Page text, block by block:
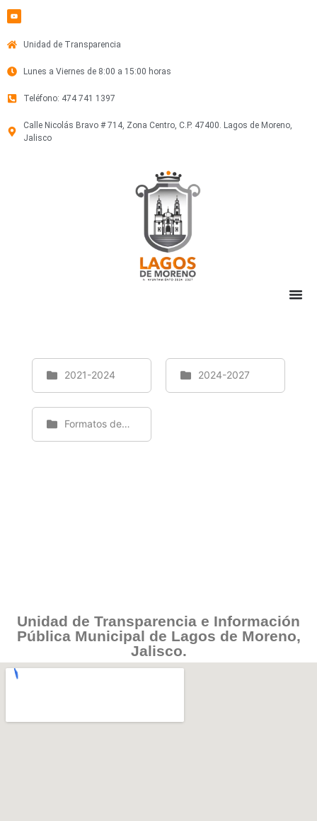
Unidad de Transparencia
Lunes a Viernes de 8:00 a 15:00 horas
Teléfono: 474 741 1397
Calle Nicolás Bravo # 714, Zona Centro, C.P. 47400. Lagos de Moreno,
Jalisco
2021-2024 2024-2027
Formatos de Entrega-Recepción
Unidad de Transparencia e Información
Pública Municipal de Lagos de Moreno,
Jalisco.